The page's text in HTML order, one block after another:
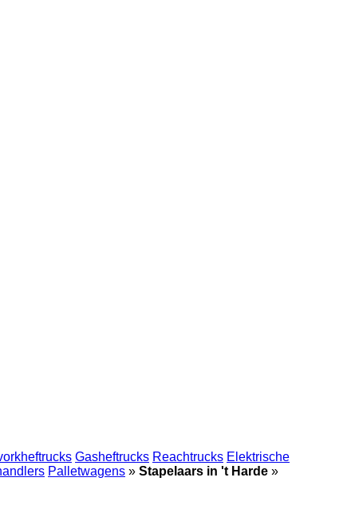
Gasheftrucks Reachtrucks Elektrische
Palletwagens » Stapelaars in 't Harde »